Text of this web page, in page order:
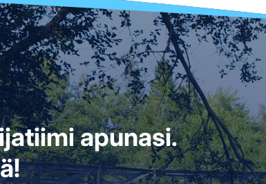
apunasi.